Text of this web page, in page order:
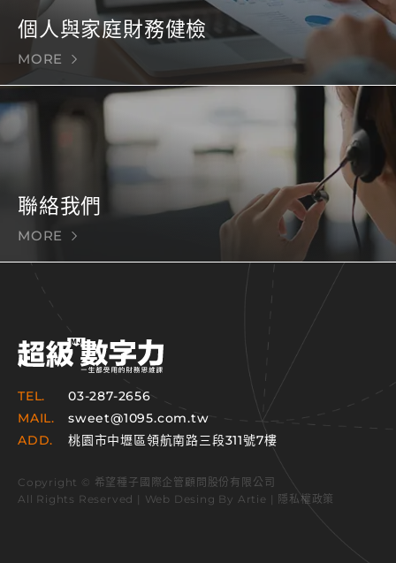
個人與家庭財務健檢
MORE
聯絡我們
MORE
TEL.
03-287-2656
MAIL.
sweet@1095.com.tw
ADD.
桃園市中壢區領航南路三段311號7樓
Copyright © 希望種子國際企管顧問股份有限公司
All Rights Reserved | Web Desing By Artie | 隱私權政策